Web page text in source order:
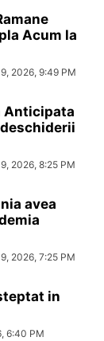
Acum la
2026, 9:49 PM
Anticipata
2026, 8:25 PM
avea
2026, 7:25 PM
in
6:40 PM